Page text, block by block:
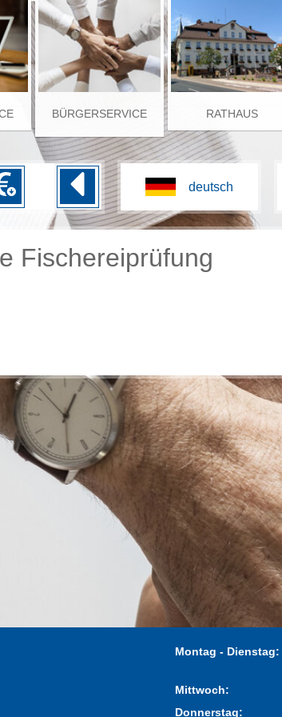
BÜRGERSERVICE RATHAUS
Fischereiprüfung
Montag - Dienstag:
Mittwoch:
Donnerstag: